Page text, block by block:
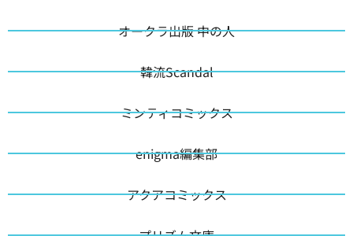
オークラ出版 中の人
韓流Scandal
ミンティコミックス
enigma編集部
アクアコミックス